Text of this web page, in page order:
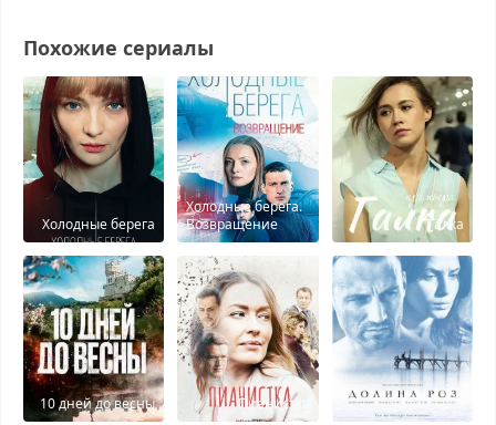
Похожие сериалы
Холодные берега
Холодные берега.
Возвращение
Галка
10 дней до весны Пианистка Долина роз